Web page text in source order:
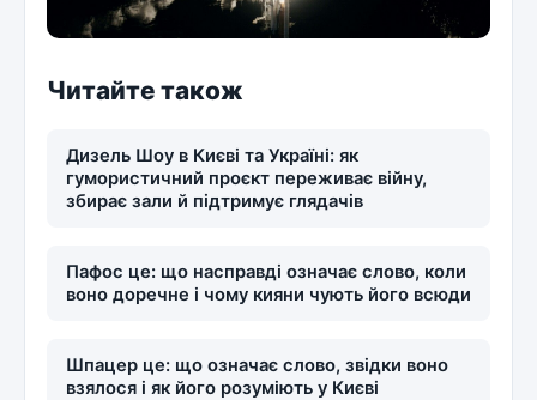
Читайте також
Дизель Шоу в Києві та Україні: як
гумористичний проєкт переживає війну,
збирає зали й підтримує глядачів
Пафос це: що насправді означає слово, коли
воно доречне і чому кияни чують його всюди
Шпацер це: що означає слово, звідки воно
взялося і як його розуміють у Києві